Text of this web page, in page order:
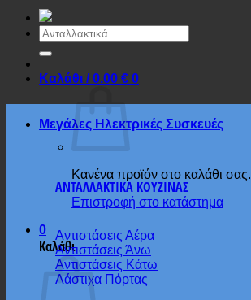
Αναζήτηση
για:
Καλάθι /0.00 € 0
Κανένα προϊόν στο καλάθι σας.
Επιστροφή στο κατάστημα
0
Καλάθι
Μεγάλες Ηλεκτρικές Συσκευές
ΑΝΤΑΛΛΑΚΤΙΚΑ ΚΟΥΖΙΝΑΣ
Αντιστάσεις Αέρα
Αντιστάσεις Άνω
Αντιστάσεις Κάτω
Λάστιχα Πόρτας